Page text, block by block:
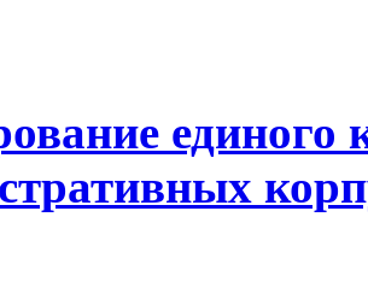
единого